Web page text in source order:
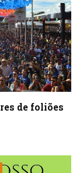
de foliões